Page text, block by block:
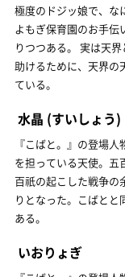
極度のドジッ娘で、な
よもぎ保育園のお手伝
りつつある。 実は天
助けるために、天界の
ている。
水晶 (すいしょう)
『こばと。』の登場
を担っている天使。五
百祇の起こした戦争の
りとなった。こばと
ある。
いおりょぎ